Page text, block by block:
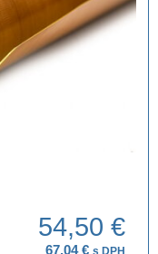
54,50 €
67,04 €